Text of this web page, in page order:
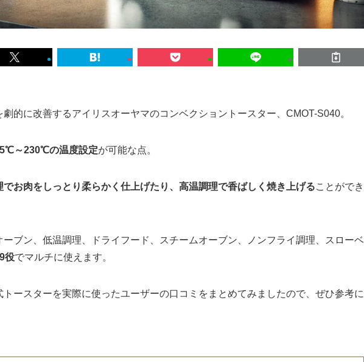
的に改善するアイリスオーヤマのコンベクショントースター、CMOT-S040。
～230℃の温度設定が可能な点。
でお肉をしっとり柔らかく仕上げたり、高温調理で香ばしく焼き上げることができ
ーブン、低温調理、ドライフード、スチームオーブン、ノンフライ調理、スローベ
役でマルチに使えます。
トースターを実際に使ったユーザーの口コミをまとめてみましたので、ぜひ参考に